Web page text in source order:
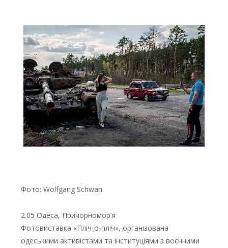
Фото: Wolfgang Schwan
2.05 Одеса, Причорномор’я
Фотовиставка «Пліч-о-пліч», організована
одеськими активістами та інституціями з воєнними